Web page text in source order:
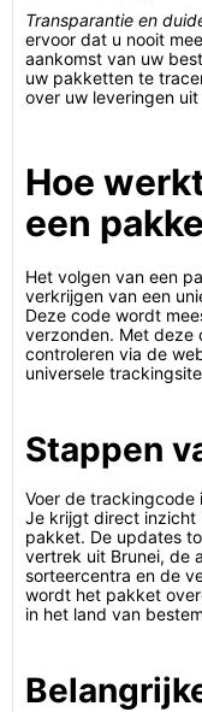
Transparantie en
ervoor dat u nooit
aankomst van uw
uw pakketten te
over uw leveringen uit
Hoe
een
Het volgen van een
verkrijgen van een
Deze code wordt
verzonden. Met deze
controleren via de
universele
Stappen
Voer de trackingcode
Je krijgt direct inzicht
pakket. De updates
vertrek uit Brunei, de
sorteercentra en de
wordt het pakket
in het land van